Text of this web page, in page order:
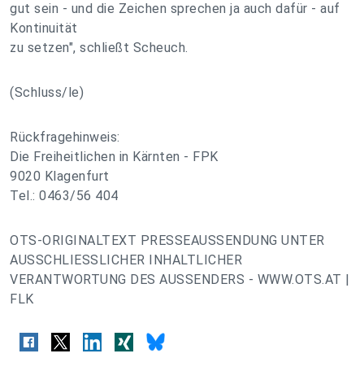
gut sein - und die Zeichen sprechen ja auch dafür - auf
Kontinuität
zu setzen", schließt Scheuch.
(Schluss/le)
Rückfragehinweis:
Die Freiheitlichen in Kärnten - FPK
9020 Klagenfurt
Tel.: 0463/56 404
OTS-ORIGINALTEXT PRESSEAUSSENDUNG UNTER
AUSSCHLIESSLICHER INHALTLICHER
VERANTWORTUNG DES AUSSENDERS - WWW.OTS.AT |
FLK